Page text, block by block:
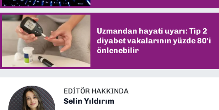
Uzmandan hayati uyarı: Tip 2
diyabet vakalarının yüzde 80'i
önlenebilir
EDITÖR HAKKINDA
Selin Yıldırım